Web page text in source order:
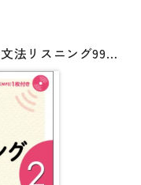
法リスニング99』
て聞き、発話の意
す。
に自分で気づき理